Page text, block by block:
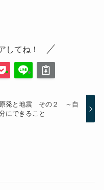
してね！
原発と地震 その２ ～自
にできること